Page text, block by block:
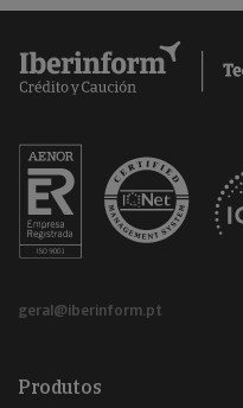
geral@iberinform.pt
Produtos